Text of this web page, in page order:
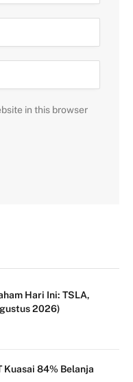
in this browser
Hari Ini: TSLA,
2026)
Kuasai 84% Belanja